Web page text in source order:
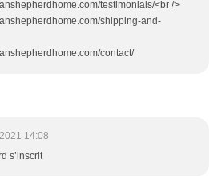
testimonials/<br />
shipping-and-
contact/
14:08
s’inscrit